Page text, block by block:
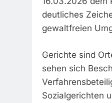
deutliches
gewaltfreien
Gerichte sind
sehen sich
Sozialgerichten